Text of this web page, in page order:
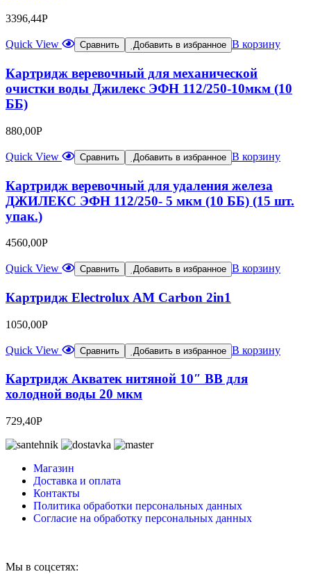
3396,44Р
Quick View Сравнить Добавить в избранное В корзину
Картридж веревочный для механической
очистки воды Джилекс ЭФН 112/250-10мкм (10
ББ)
880,00Р
Quick View Сравнить Добавить в избранное В корзину
Картридж веревочный для удаления железа
ДЖИЛЕКС ЭФН 112/250- 5 мкм (10 ББ) (15 шт.
упак.)
4560,00Р
Quick View Сравнить Добавить в избранное В корзину
Картридж Electrolux AM Carbon 2in1
1050,00Р
Quick View Сравнить Добавить в избранное В корзину
Картридж Акватек нитяной 10″ BB для
холодной воды 20 мкм
729,40Р
Магазин
Доставка и оплата
Контакты
Политика обработки персональных данных
Согласие на обработку персональных данных
Мы в соцсетях: